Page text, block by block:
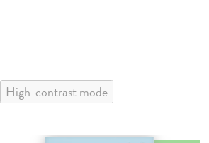
High-contrast mode